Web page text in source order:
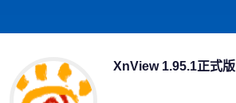
XnView 1.95.1正式版